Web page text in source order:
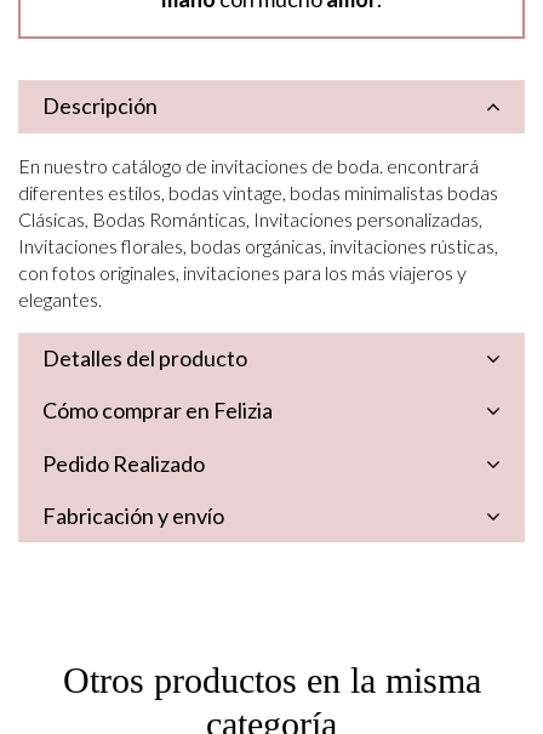
Descripción
En nuestro catálogo de invitaciones de boda. encontrará
diferentes estilos, bodas vintage, bodas minimalistas bodas
Clásicas, Bodas Románticas, Invitaciones personalizadas,
Invitaciones florales, bodas orgánicas, invitaciones rústicas,
con fotos originales, invitaciones para los más viajeros y
elegantes.
Detalles del producto
Cómo comprar en Felizia
Pedido Realizado
Fabricación y envío
Otros productos en la misma
categoría